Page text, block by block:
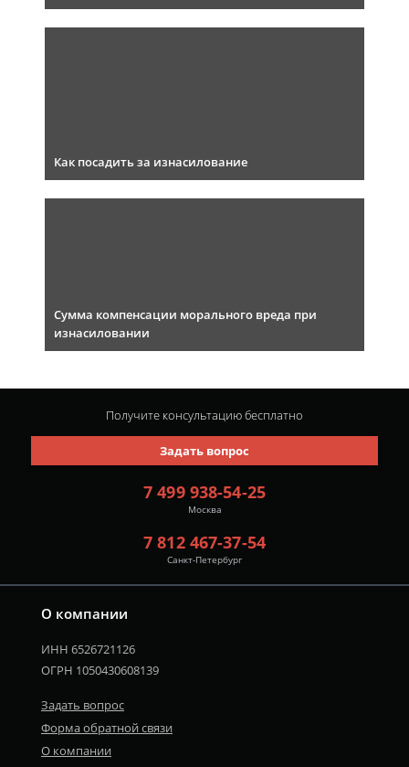
Как посадить за изнасилование
Сумма компенсации морального вреда при
изнасиловании
О компании
ИНН 6526721126
ОГРН 1050430608139
Задать вопрос
Форма обратной связи
О компании
7 499 938-54-25
Москва
7 812 467-37-54
Санкт-Петербург
Задать вопрос
Получите консультациюбесплатно